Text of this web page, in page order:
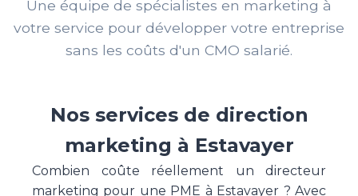
Une équipe de spécialistes en marketing à
votre service pour développer votre entreprise
sans les coûts d'un CMO salarié.
Nos services de direction
marketing à Estavayer
Combien coûte réellement un directeur
marketing pour une PME à Estavayer ? Avec